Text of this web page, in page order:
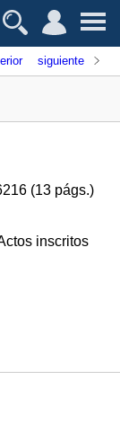
siguiente
(13 págs.)
inscritos